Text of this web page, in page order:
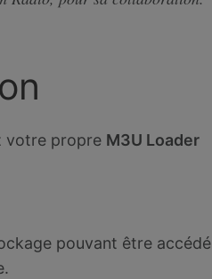
votre propre M3U Loader
pouvant être accédé